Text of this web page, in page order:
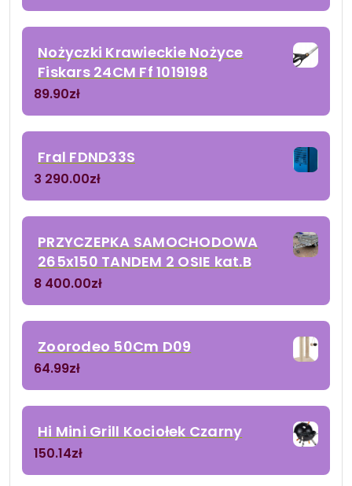
Nożyczki Krawieckie Nożyce
Fiskars 24CM Ff 1019198
89.90zł
Fral FDND33S
3 290.00zł
PRZYCZEPKA SAMOCHODOWA
265x150 TANDEM 2 OSIE kat.B
8 400.00zł
Zoorodeo 50Cm D09
64.99zł
Hi Mini Grill Kociołek Czarny
150.14zł